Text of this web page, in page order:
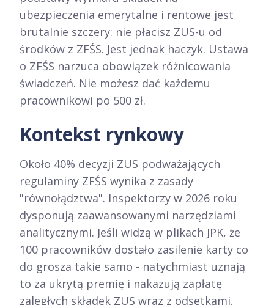
ubezpieczenia emerytalne i rentowe jest
brutalnie szczery: nie płacisz ZUS-u od
środków z ZFŚS. Jest jednak haczyk. Ustawa
o ZFŚS narzuca obowiązek różnicowania
świadczeń. Nie możesz dać każdemu
pracownikowi po 500 zł.
Kontekst rynkowy
Około 40% decyzji ZUS podważających
regulaminy ZFŚS wynika z zasady
"równołądztwa". Inspektorzy w 2026 roku
dysponują zaawansowanymi narzędziami
analitycznymi. Jeśli widzą w plikach JPK, że
100 pracowników dostało zasilenie karty co
do grosza takie samo - natychmiast uznają
to za ukrytą premię i nakazują zapłatę
zaległych składek ZUS wraz z odsetkami.